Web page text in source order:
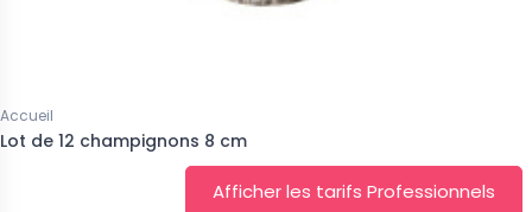
Accueil
Lot de 12 champignons 8 cm
Afficher les tarifs Professionnels